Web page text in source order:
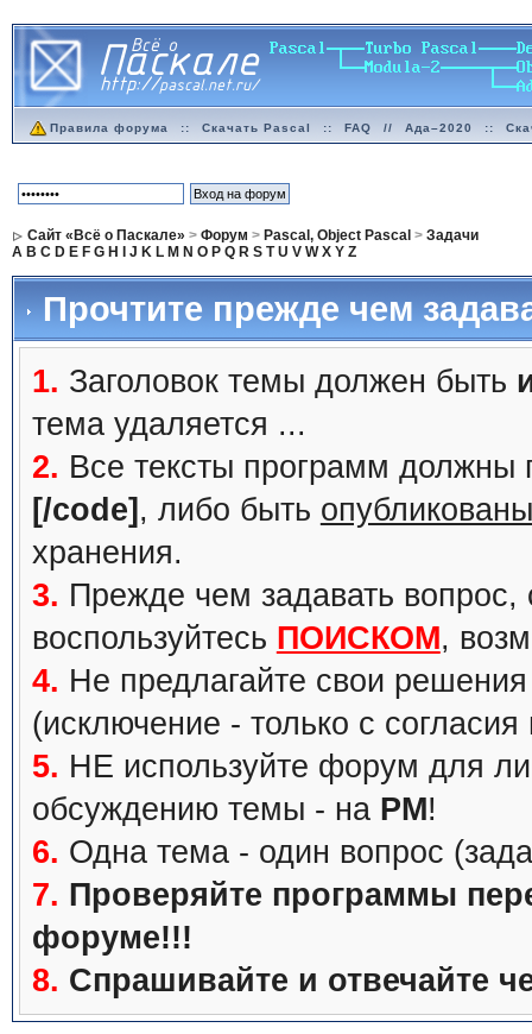
Правила форума :: Скачать Pascal :: FAQ // Ада–2020 ::
Сайт «Всё о Паскале» > Форум > Pascal, Object Pascal > Задачи
A B C D E F G H J K L M N O P Q R S T U V W X Y Z
Прочтите прежде чем
1. Заголовок темы должен быть
тема удаляется ...
2. Все тексты программ должны
[/code] , либо быть
хранения.
3. Прежде чем задавать вопрос,
воспользуйтесь ПОИСКОМ,
4. Не предлагайте свои
(исключение - только с
5. НЕ используйте форум для
обсуждению темы - на PM!
6. Одна тема - один вопрос
7. Проверяйте программы
форуме!!!
8. Спрашивайте и отвечайте